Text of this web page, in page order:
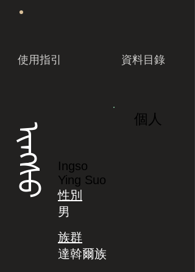
使用指引 資料目錄
ᡳᠩᠰᠣ
個人
Ingso
Ying Suo
性別
男
族群
達斡爾族